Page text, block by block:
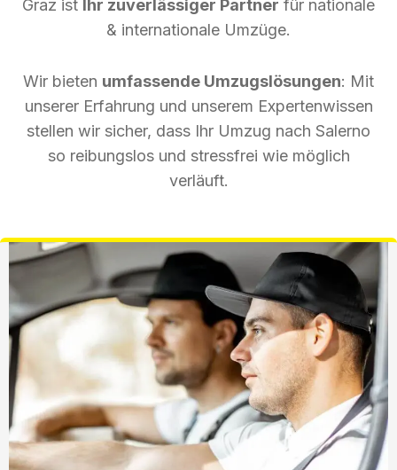
Graz ist Ihr zuverlässiger Partner für nationale
& internationale Umzüge.
Wir bieten umfassende Umzugslösungen: Mit
unserer Erfahrung und unserem Expertenwissen
stellen wir sicher, dass Ihr Umzug nach Salerno
so reibungslos und stressfrei wie möglich
verläuft.